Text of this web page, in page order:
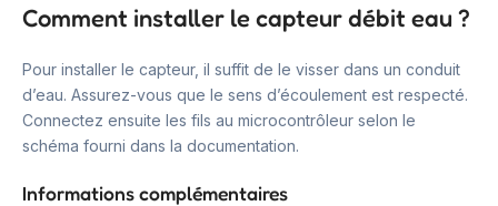
Comment installer le capteur débit eau ?
Pour installer le capteur, il suffit de le visser dans un conduit
d’eau. Assurez-vous que le sens d’écoulement est respecté.
Connectez ensuite les fils au microcontrôleur selon le
schéma fourni dans la documentation.
Informations complémentaires